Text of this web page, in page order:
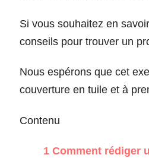
Si vous souhaitez en
conseils pour trouver un
Nous espérons que cet
couverture en tuile et à
Contenu
1 Comment rédiger